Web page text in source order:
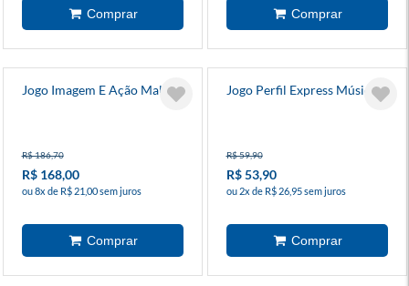
Jogo Imagem E Ação Maluco
R$ 186,70
R$ 168,00
ou 8x de R$ 21,00 sem juros
Jogo Perfil Express Música
R$ 59,90
R$ 53,90
ou 2x de R$ 26,95 sem juros